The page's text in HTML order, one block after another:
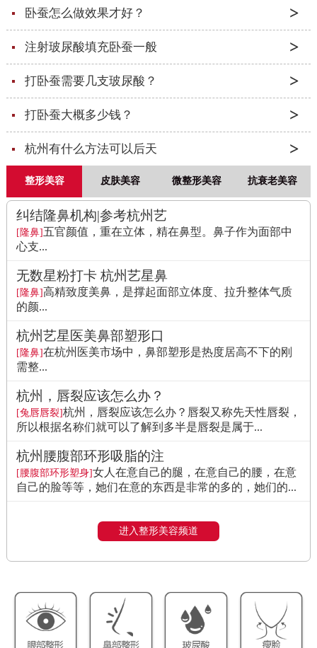
卧蚕怎么做效果才好？
注射玻尿酸填充卧蚕一般
打卧蚕需要几支玻尿酸？
打卧蚕大概多少钱？
杭州有什么方法可以后天
整形美容 皮肤美容 微整形美容 抗衰老美容
纠结隆鼻机构|参考杭州艺
[隆鼻]五官颜值，重在立体，精在鼻型。鼻子作为面部中
心支...
无数星粉打卡 杭州艺星鼻
[隆鼻]高精致度美鼻，是撑起面部立体度、拉升整体气质
的颜...
杭州艺星医美鼻部塑形口
[隆鼻]在杭州医美市场中，鼻部塑形是热度居高不下的刚
需整...
杭州，唇裂应该怎么办？
[兔唇唇裂]杭州，唇裂应该怎么办？唇裂又称先天性唇裂，
所以根据名称们就可以了解到多半是唇裂是属于...
杭州腰腹部环形吸脂的注
[腰腹部环形塑身]女人在意自己的腿，在意自己的腰，在意
自己的脸等等，她们在意的东西是非常的多的，她们的...
进入整形美容频道